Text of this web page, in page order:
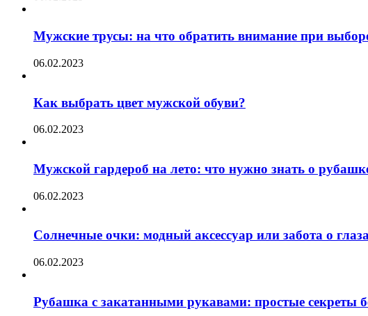
Мужские трусы: на что обратить внимание при
06.02.2023
Как выбрать цвет мужской обуви?
06.02.2023
Мужской гардероб на лето: что нужно знать о
06.02.2023
Солнечные очки: модный аксессуар или забота о
06.02.2023
Рубашка с закатанными рукавами: простые секреты